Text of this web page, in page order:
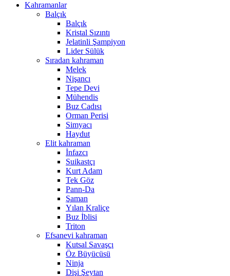
Kahramanlar
Balçık
Balçık
Kristal Sızıntı
Jelatinli Şampiyon
Lider Sülük
Sıradan kahraman
Melek
Nişancı
Tepe Devi
Mühendis
Buz Cadısı
Orman Perisi
Simyacı
Haydut
Elit kahraman
İnfazcı
Suikastçı
Kurt Adam
Tek Göz
Pann-Da
Şaman
Yılan Kraliçe
Buz İblisi
Triton
Efsanevi kahraman
Kutsal Savaşçı
Öz Büyücüsü
Ninja
Dişi Şeytan